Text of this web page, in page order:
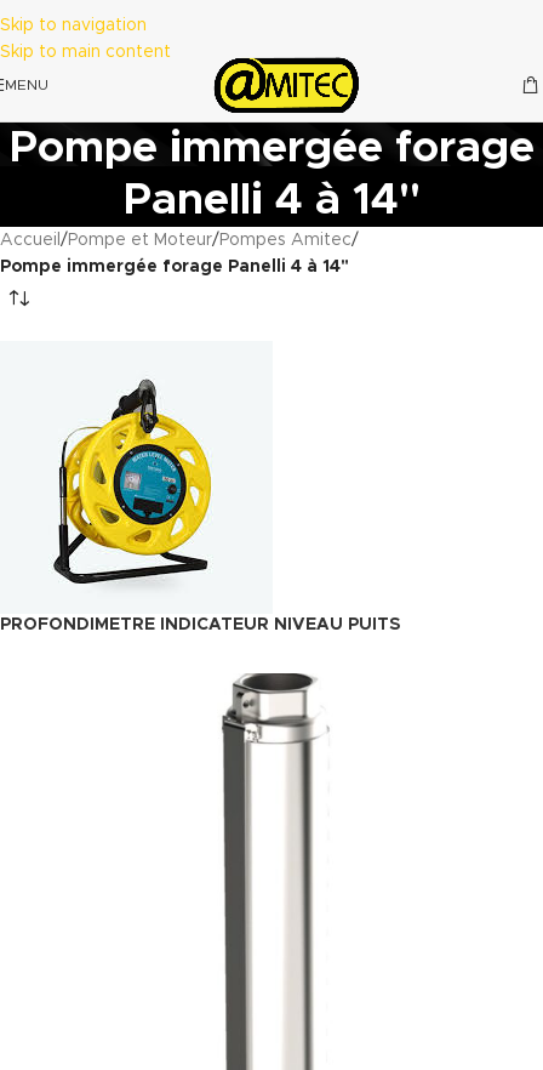
Skip to navigation
Skip to main content
MENU
Pompe immergée forage
Panelli 4 à 14"
Accueil / Pompe et Moteur/ Pompes Amitec/
Pompe immergée forage Panelli 4 à 14"
PROFONDIMETRE INDICATEUR NIVEAU PUITS